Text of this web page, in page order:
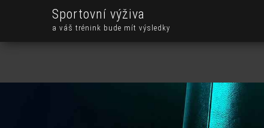
Sportovní výživa
a váš trénink bude mít výsledky